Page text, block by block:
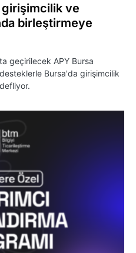
girişimcilik ve
birleştirmeye
geçirilecek APY Bursa
Bursa'da girişimcilik